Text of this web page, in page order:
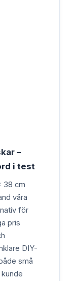
–
i test
38 cm
våra
för
pris
DIY-
små